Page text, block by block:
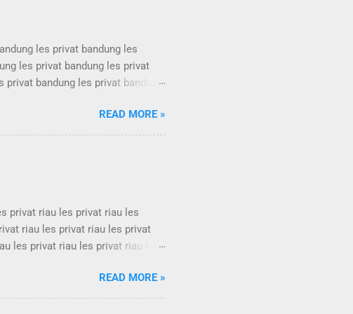
les privat bandung les
les privat bandung les privat
privat bandung les privat bandung
les privat bandung les privat
privat bandung les privat bandung
les privat bandung les
les privat bandung ...
READ MORE »
privat riau les privat riau les
riau les privat riau les privat
les privat riau les privat riau les
les privat riau les privat riau les
riau les privat riau les privat
READ MORE »